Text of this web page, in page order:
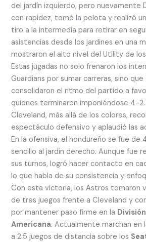
del jardín izquierdo, pero nuevamente
con rapidez, tomó la pelota y realizó
tiro a la intermedia para retirar en
asistencias desde los jardines en una
mostraron el alto nivel del Utility de
Estas jugadas no solo frenaron los
Guardians por sumar carreras, sino
consolidaron el ritmo del partido a
quienes terminaron imponiéndose 4-2.
Cleveland, más allá de los colores,
espectáculo defensivo y aplaudió las
En la ofensiva, el hondureño se fue de
sencillo al jardín derecho. Aunque fue
sus turnos, logró hacer contacto en
lo que habla de su consistencia y
Con esta victoria, los Astros tomaron
de tres juegos frente a Cleveland y
por mantener paso firme en la
Americana. Actualmente marchan en
a 2.5 juegos de distancia sobre los